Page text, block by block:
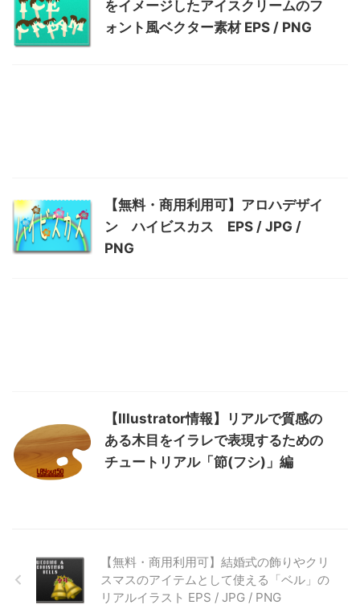
をイメージしたアイスクリームのフ
ォント風ベクター素材 EPS / PNG
【無料・商用利用可】アロハデザイ
ン ハイビスカス EPS / JPG /
PNG
【Illustrator情報】リアルで質感の
ある木目をイラレで表現するための
チュートリアル「節(フシ)」編
【無料・商用利用可】結婚式の飾りやクリ
スマスのアイテムとして使える「ベル」の
リアルイラスト EPS / JPG / PNG